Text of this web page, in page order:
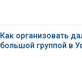
Как организовать
большой группой в